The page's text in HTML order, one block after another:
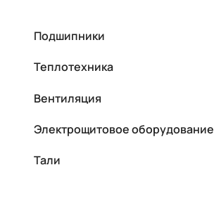
Подшипники
Теплотехника
Вентиляция
Электрощитовое оборудование
Тали